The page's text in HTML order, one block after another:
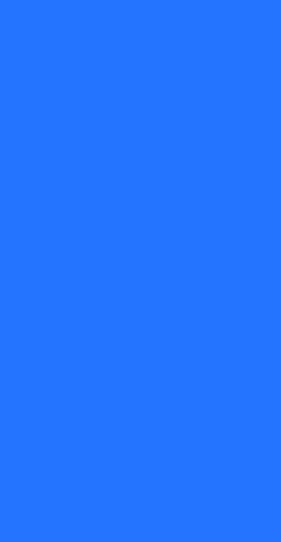
Una publicación
Los rumores comenzaron
muchos interpretaron
que podría tratarse solo
De esta manera, Faloon
rumores y señales en